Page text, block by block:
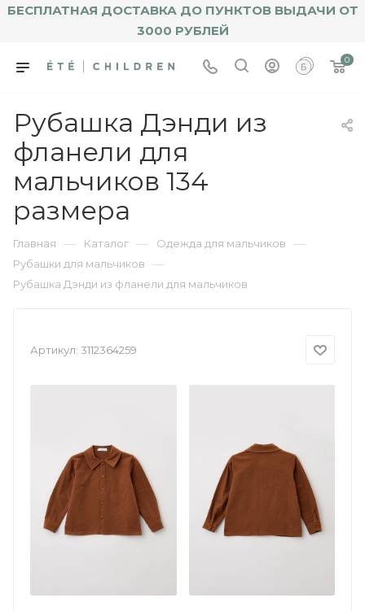
БЕСПЛАТНАЯ ДОСТАВКА ДО ПУНКТОВ ВЫДАЧИ ОТ
3000 РУБЛЕЙ
0
Рубашка Дэнди из
фланели для
мальчиков 134
размера
Главная — Каталог — Одежда для мальчиков —
Рубашки для мальчиков —
Рубашка Дэнди из фланели для мальчиков
Артикул: 3112364259